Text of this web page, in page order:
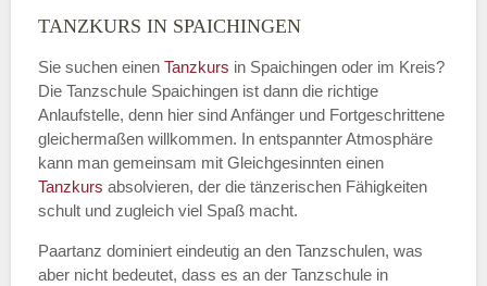
TANZKURS IN SPAICHINGEN
Sie suchen einen Tanzkurs in Spaichingen oder im Kreis?
Die Tanzschule Spaichingen ist dann die richtige
Anlaufstelle, denn hier sind Anfänger und Fortgeschrittene
gleichermaßen willkommen. In entspannter Atmosphäre
kann man gemeinsam mit Gleichgesinnten einen
Tanzkurs absolvieren, der die tänzerischen Fähigkeiten
schult und zugleich viel Spaß macht.
Paartanz dominiert eindeutig an den Tanzschulen, was
aber nicht bedeutet, dass es an der Tanzschule in